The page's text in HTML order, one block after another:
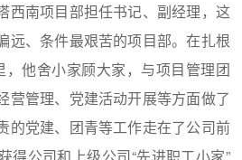
西南项目部担任书记、副经理，这
远、条件最艰苦的项目部。在扎根
他舍小家顾大家，与项目管理团
营管理、党建活动开展等方面做了
的党建、团青等工作走在了公司前